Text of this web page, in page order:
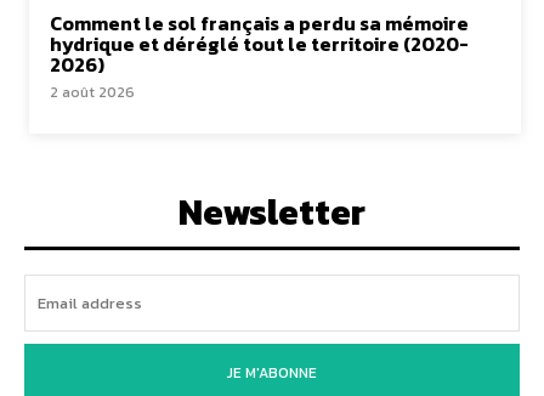
Comment le sol français a perdu sa mémoire
hydrique et déréglé tout le territoire (2020-
2026)
2 août 2026
Newsletter
JE M'ABONNE